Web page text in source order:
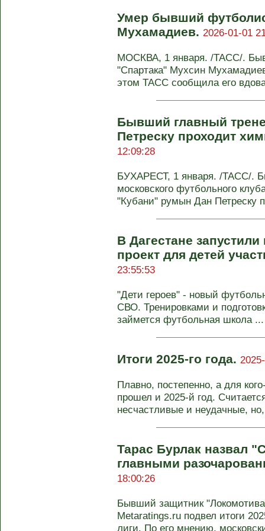
Умер бывший
Мухамадиев. 2026-01-01
МОСКВА, 1 января. /ТАСС/.
"Спартака" Мухсин
этом ТАСС сообщила его
Бывший главный
Петреску проходит
12:09:28
БУХАРЕСТ, 1 января. /ТАСС/.
московского футбольного
"Кубани" румын Дан Петреску
В Дагестане
проект для детей
23:55:53
"Дети героев" - новый
СВО. Тренировками и
займется футбольная школа ...
Итоги 2025-го года.
Плавно, постепенно, а для
прошел и 2025-й год.
несчастливые и неудачные,
Тарас Бурлак назвал
главными
18:00:26
Бывший защитник
Metaratings.ru подвел итоги
лиги. По его мнению,